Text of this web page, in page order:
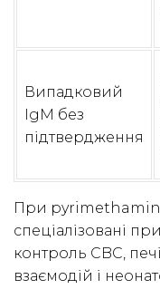
Випадковий
IgM без
підтвердження
При
спеціалізовані
контроль CBC,
взаємодій і